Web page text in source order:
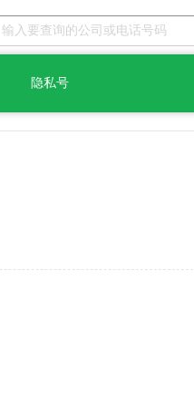
隐私号